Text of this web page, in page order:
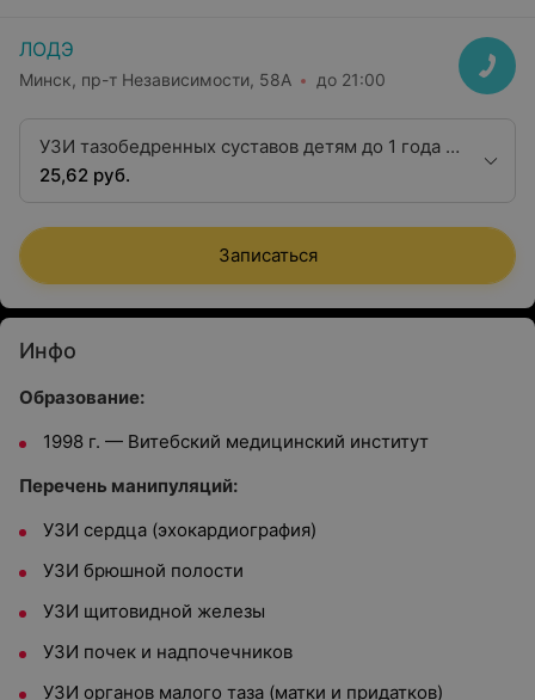
ЛОДЭ
Минск, пр-т Независимости, 58А до 21:00
УЗИ тазобедренных суставов детям до 1 года с
окружающими мягкими тканями (на приеме
25,62 руб.
Записаться
Инфо
Образование:
1998 г. — Витебский медицинский институт
Перечень манипуляций:
УЗИ сердца (эхокардиография)
УЗИ брюшной полости
УЗИ щитовидной железы
УЗИ почек и надпочечников
УЗИ органов малого таза (матки и придатков)